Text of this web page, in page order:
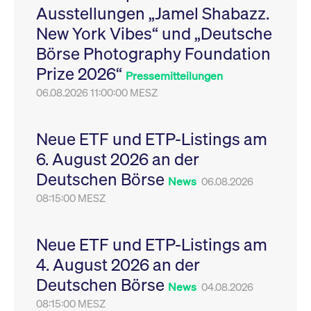
Ausstellungen „Jamel Shabazz.
New York Vibes“ und „Deutsche
Börse Photography Foundation
Prize 2026“ Pressemitteilungen
06.08.2026 11:00:00 MESZ
Neue ETF und ETP-Listings am
6. August 2026 an der
Deutschen Börse News 06.08.2026
08:15:00 MESZ
Neue ETF und ETP-Listings am
4. August 2026 an der
Deutschen Börse News 04.08.2026
08:15:00 MESZ
Leistung der Website
zu messen. Es handelt
sich um ein Muster-
Cookie, bei dem auf
das Präfix _pk_ses
eine kurze Reihe von
VISITOR_PRIVACY_METADATA
YouTube
.youtube.com
6
Monate
Dieses Cookie dient
Speicherung der
Einwilligungs- und
des Nutzers für ihre
Interaktion mit der
Sitzungen geehrt